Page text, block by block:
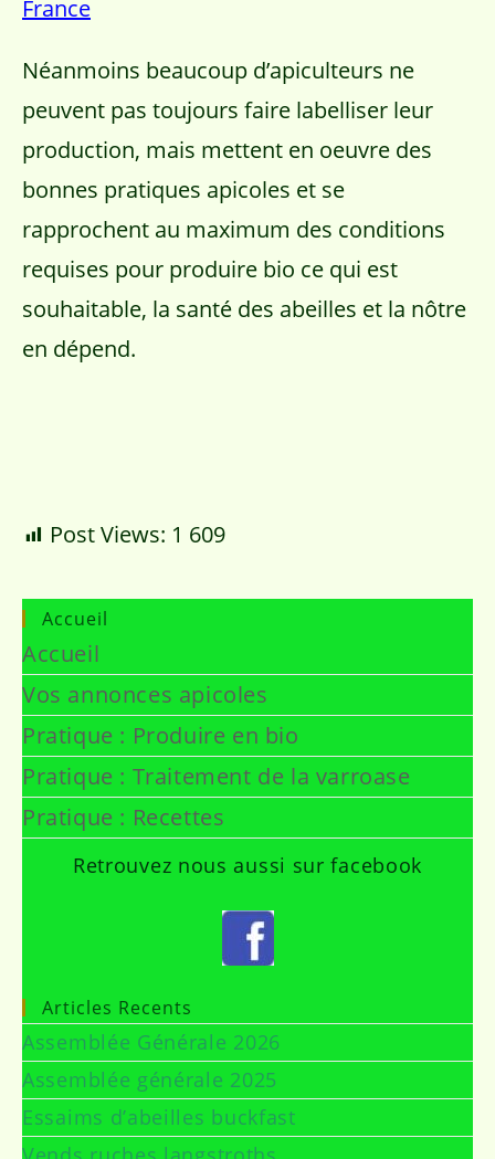
France
Néanmoins beaucoup d’apiculteurs ne
peuvent pas toujours faire labelliser leur
production, mais mettent en oeuvre des
bonnes pratiques apicoles et se
rapprochent au maximum des conditions
requises pour produire bio ce qui est
souhaitable, la santé des abeilles et la nôtre
en dépend.
Post Views: 1 609
Accueil
Accueil
Vos annonces apicoles
Pratique : Produire en bio
Pratique : Traitement de la varroase
Pratique : Recettes
Retrouvez nous aussi sur facebook
Articles Recents
Assemblée Générale 2026
Assemblée générale 2025
Essaims d’abeilles buckfast